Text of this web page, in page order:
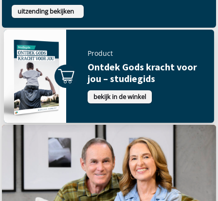
uitzending bekijken
Product
Ontdek Gods kracht voor
jou – studiegids
bekijk in de winkel